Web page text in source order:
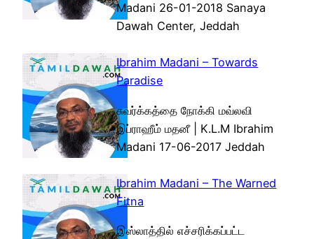
Madani 26-01-2018 Sanaya
Dawah Center, Jeddah
Ibrahim Madani – Towards
Paradise
சுவர்க்கத்தை நோக்கி மவ்லவி
இப்ராஹீம் மதனீ | K.L.M Ibrahim
Madani 17-06-2017 Jeddah
Ibrahim Madani – The Warned
Fitna
இஸ்லாத்தில் எச்சரிக்கப்பட்ட